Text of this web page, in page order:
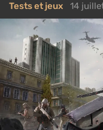
Tests et jeux 14